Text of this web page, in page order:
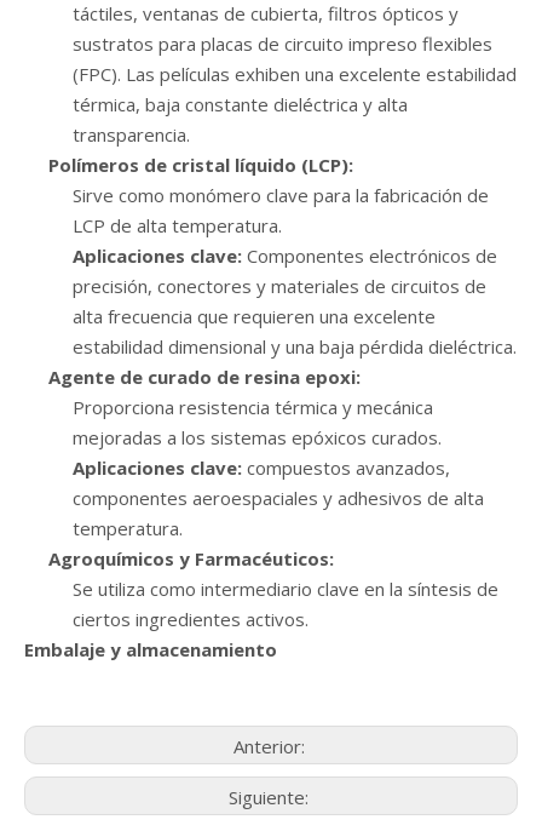
táctiles, ventanas de cubierta, filtros ópticos y
sustratos para placas de circuito impreso flexibles
(FPC). Las películas exhiben una excelente estabilidad
térmica, baja constante dieléctrica y alta
transparencia.
Polímeros de cristal líquido (LCP):
Sirve como monómero clave para la fabricación de
LCP de alta temperatura.
Aplicaciones clave: Componentes electrónicos de
precisión, conectores y materiales de circuitos de
alta frecuencia que requieren una excelente
estabilidad dimensional y una baja pérdida dieléctrica.
Agente de curado de resina epoxi:
Proporciona resistencia térmica y mecánica
mejoradas a los sistemas epóxicos curados.
Aplicaciones clave: compuestos avanzados,
componentes aeroespaciales y adhesivos de alta
temperatura.
Agroquímicos y Farmacéuticos:
Se utiliza como intermediario clave en la síntesis de
ciertos ingredientes activos.
Embalaje y almacenamiento
Anterior:
Siguiente: